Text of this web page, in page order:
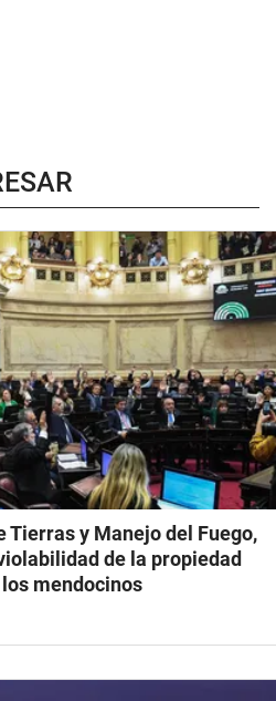
Tierras y Manejo del Fuego,
de la propiedad
mendocinos